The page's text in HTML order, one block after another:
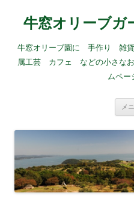
牛窓オリーブガ
牛窓オリーブ園に 手作り
属工芸 カフェ などの小さなお
ムペー
メ